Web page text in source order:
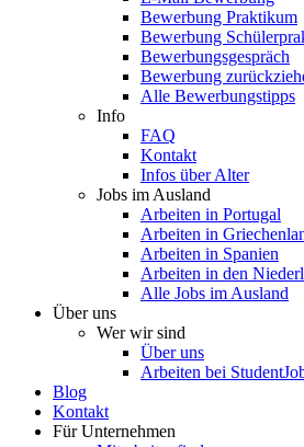
Bewerbung Praktikum
Bewerbung
Bewerbungsgespräch
Bewerbung
Alle Bewerbungstipps
Info
FAQ
Kontakt
Infos über Alter
Jobs im Ausland
Arbeiten in Portugal
Arbeiten in
Arbeiten in Spanien
Arbeiten in den
Alle Jobs im Ausland
Über uns
Wer wir sind
Über uns
Arbeiten bei
Blog
Kontakt
Für Unternehmen